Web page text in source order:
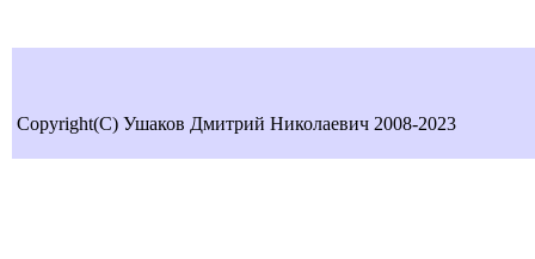
Copyright(C) Ушаков Дмитрий Николаевич 2008-2023